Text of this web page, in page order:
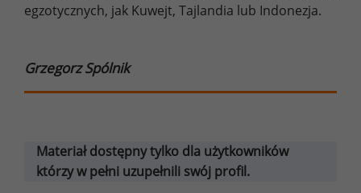
egzotycznych, jak Kuwejt, Tajlandia lub Indonezja.
Grzegorz Spólnik
Materiał dostępny tylko dla użytkowników
którzy w pełni uzupełnili swój profil.